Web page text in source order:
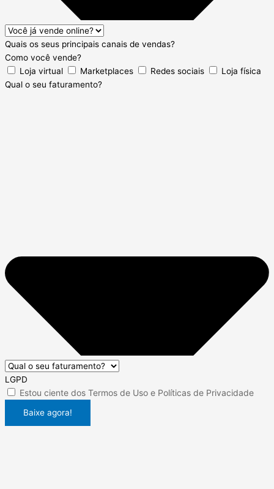
Quais os seus principais canais de vendas?
Como você vende?
Loja virtual
Marketplaces Redes sociais
Loja física
Qual o seu faturamento?
LGPD
Estou ciente dos Termos de Uso e Políticas de Privacidade
Baixe agora!